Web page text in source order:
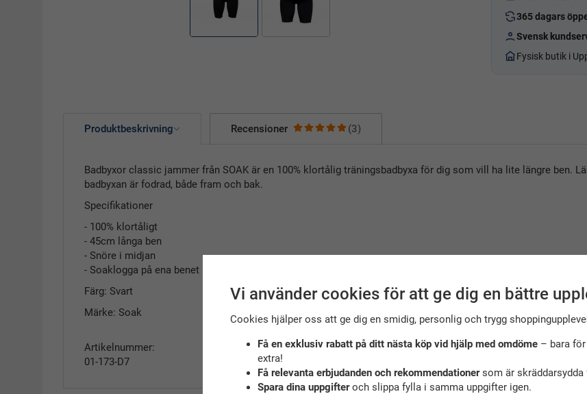
365 dagars
Svensk
Fysisk butik i
Produktbeskrivning Recensioner (3)
Badbyxor classic jammer från SOAK är en 100% klortålig träningsbadbyxa för dig som vill ha lite längre ben.
badbyxan är fodrad, både fram och bak.
Specifikationer
- 100% klortåligt
- 45cm långa ben
- Snöre i midjan
- Soaklogga på ena benet
Färg: Svart
Märke: Soak
Artikelnummer:
01-173-D7
Vi använder cookies för att ge dig en bättre
Cookies hjälper oss att ge dig en smidig, personlig och trygg
Få en exklusiv rabatt på ditt nästa köp vid hjälp med omdöme– bara för
extra!
Få relevanta erbjudanden och rekommendationersom är skräddarsydda
Spara dina uppgifteroch slippa fylla i samma uppgifter igen.